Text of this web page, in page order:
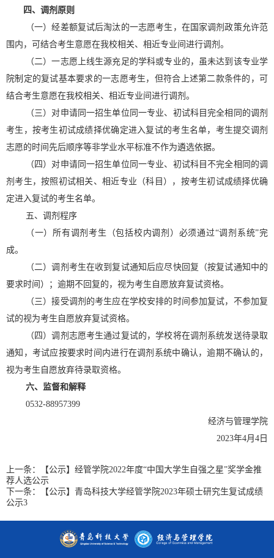
四、调剂原则
（一）经差额复试后淘汰的一志愿考生，在国家调剂政策允许范
围内，可结合考生意愿在我校相关、相近专业间进行调剂。
（二）一志愿上线生源充足的学科或专业的，虽未达到该专业学
院制定的复试基本要求的一志愿考生，但符合上述第二款条件的，可
结合考生意愿在我校相关、相近专业间进行调剂。
（三）对申请同一招生单位同一专业、初试科目完全相同的调剂
考生，按考生初试成绩择优确定进入复试的考生名单，考生提交调剂
志愿的时间先后顺序等非学业水平标准不作为遴选依据。
（四）对申请同一招生单位同一专业、初试科目不完全相同的调
剂考生，按照初试相关、相近专业（科目），按考生初试成绩择优确
定进入复试的考生名单。
五、调剂程序
（一）所有调剂考生（包括校内调剂）必须通过“调剂系统”完
成。
（二）调剂考生在收到复试通知后应尽快回复（按复试通知中的
要求时间）；逾期不回复的，视为考生自愿放弃复试资格。
（三）接受调剂的考生应在学校安排的时间参加复试，不参加复
试的视为考生自愿放弃复试资格。
（四）调剂志愿考生通过复试的，学校将在调剂系统发送待录取
通知，考试应按要求时间内进行在调剂系统中确认，逾期不确认的，
视为考生自愿放弃待录取资格。
六、监督和解释
0532-88957399
经济与管理学院
2023年4月4日
上一条：
【公示】经管学院2022年度“中国大学生自强之星”奖学金推
荐人选公示
下一条：
【公示】青岛科技大学经管学院2023年硕士研究生复试成绩
公示3